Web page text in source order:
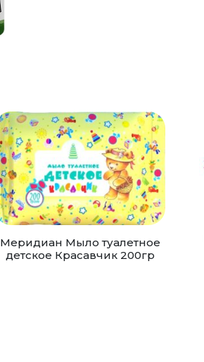
Меридиан Мыло туалетное
детское Красавчик 200гр